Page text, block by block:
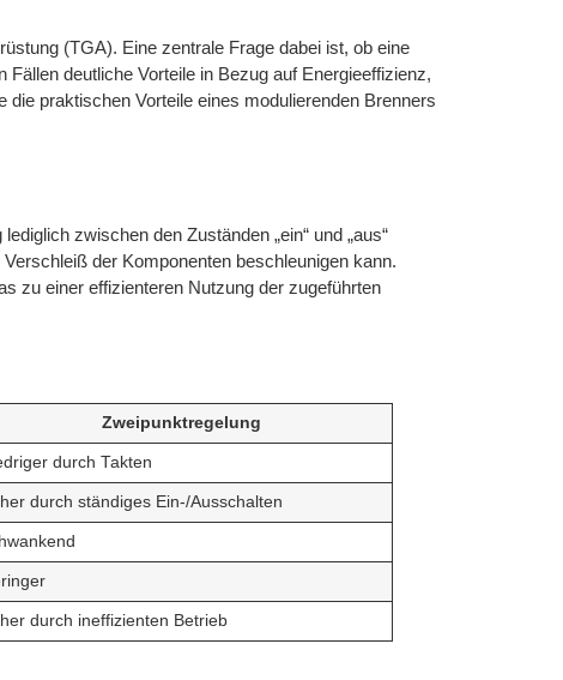
(TGA). Eine zentrale Frage dabei ist, ob eine
deutliche Vorteile in Bezug auf Energieeffizienz,
praktischen Vorteile eines modulierenden Brenners
zwischen den Zuständen „ein“ und „aus“
der Komponenten beschleunigen kann.
zu einer effizienteren Nutzung der zugeführten
Zweipunktregelung
durch Takten
durch ständiges Ein-/Ausschalten
durch ineffizienten Betrieb